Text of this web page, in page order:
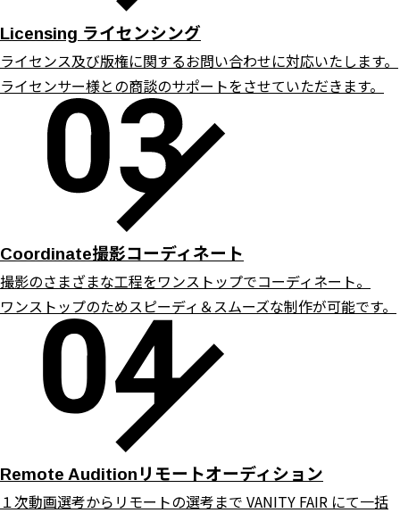
Licensing ライセンシング
ライセンス及び版権に関するお問い合わせに対応いたします。
ライセンサー様との商談のサポートをさせていただきます。
Coordinate撮影コーディネート
撮影のさまざまな工程をワンストップでコーディネート。
ワンストップのためスピーディ＆スムーズな制作が可能です。
Remote Audition リモートオーディション
１次動画選考からリモートの選考まで VANITY FAIR にて一括